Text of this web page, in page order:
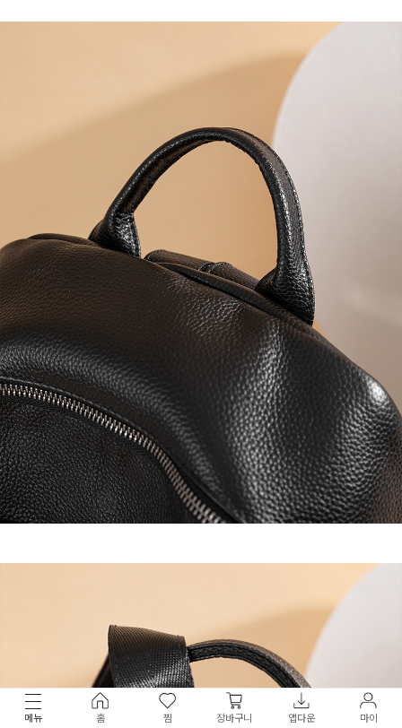
메뉴 홈 찜 장바구니 앱다운 마이